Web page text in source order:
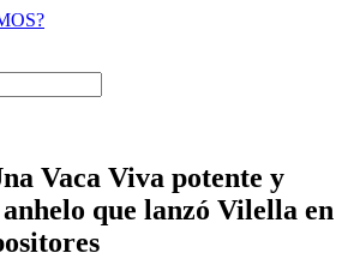
Vaca Viva potente y
que lanzó Vilella en